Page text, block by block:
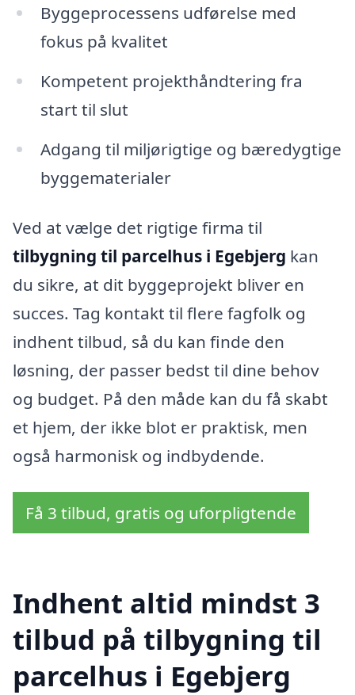
Byggeprocessens udførelse med
fokus på kvalitet
Kompetent projekthåndtering fra
start til slut
Adgang til miljørigtige og bæredygtige
byggematerialer
Ved at vælge det rigtige firma til
tilbygning til parcelhus i Egebjerg kan
du sikre, at dit byggeprojekt bliver en
succes. Tag kontakt til flere fagfolk og
indhent tilbud, så du kan finde den
løsning, der passer bedst til dine behov
og budget. På den måde kan du få skabt
et hjem, der ikke blot er praktisk, men
også harmonisk og indbydende.
Få 3 tilbud, gratis og uforpligtende
Indhent altid mindst 3
tilbud på tilbygning til
parcelhus i Egebjerg